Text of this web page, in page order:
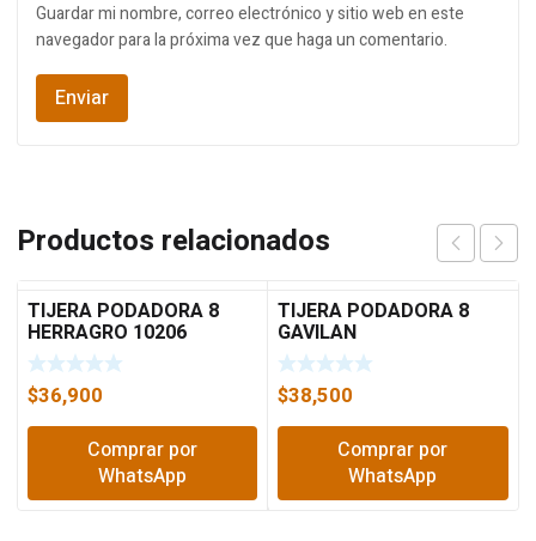
Guardar mi nombre, correo electrónico y sitio web en este
navegador para la próxima vez que haga un comentario.
Productos relacionados
TIJERA PODADORA 8
HERRAGRO 10206
$36,900
Comprar por
WhatsApp
TIJERA PODADORA 8
GAVILAN
$38,500
Comprar por
WhatsApp